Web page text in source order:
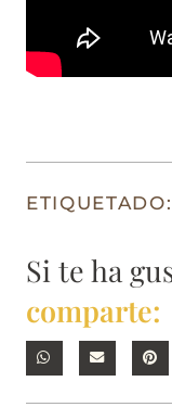
ETIQUETADO:
Si te ha
comparte: